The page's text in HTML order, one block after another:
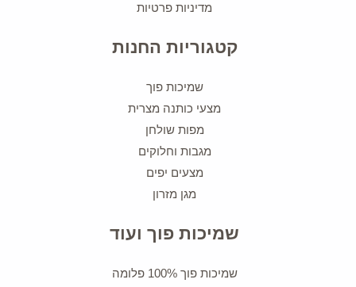
מדיניות פרטיות
קטגוריות החנות
שמיכות פוך
מצעי כותנה מצרית
מפות שולחן
מגבות וחלוקים
מצעים יפים
מגן מזרון
שמיכות פוך ועוד
שמיכות פוך 100% פלומה